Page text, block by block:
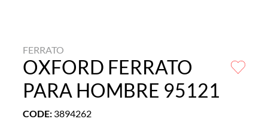
FERRATO
OXFORD FERRATO
PARA HOMBRE 95121
CODE: 3894262